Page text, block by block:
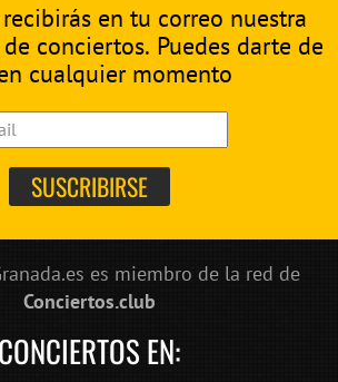
en tu correo nuestra
conciertos. Puedes darte de
cualquier momento
es miembro de la red de
Conciertos.club
CONCIERTOS EN: